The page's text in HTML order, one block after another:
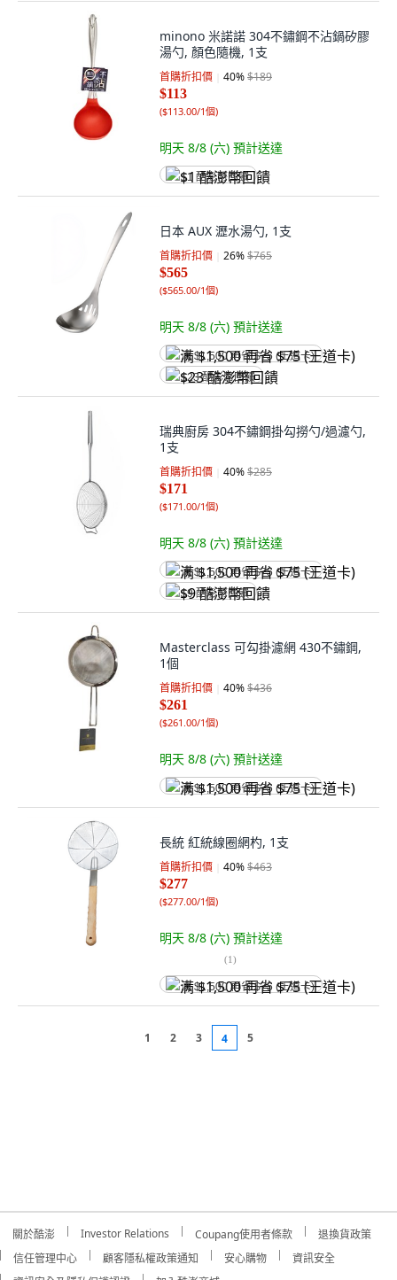
minono 米諾諾 304不鏽鋼不沾鍋矽膠
湯勺, 顏色隨機, 1支
首購折扣價 40%$189
$113
($113.00/1個)
明天 8/8 (六) 預計送達
$1 酷澎幣回饋
日本 AUX 瀝水湯勺, 1支
首購折扣價 26%$765
$565
($565.00/1個)
明天 8/8 (六) 預計送達
满 $1,500 再省 $75 (王道卡)
$23 酷澎幣回饋
瑞典廚房 304不鏽鋼掛勾撈勺/過濾勺,
1支
首購折扣價 40%$285
$171
($171.00/1個)
明天 8/8 (六) 預計送達
满 $1,500 再省 $75 (王道卡)
$9 酷澎幣回饋
Masterclass 可勾掛濾網 430不鏽鋼,
1個
首購折扣價 40%$436
$261
($261.00/1個)
明天 8/8 (六) 預計送達
满 $1,500 再省 $75 (王道卡)
長統 紅統線圈網杓, 1支
首購折扣價 40%$463
$277
($277.00/1個)
明天 8/8 (六) 預計送達
(1)
满 $1,500 再省 $75 (王道卡)
1 2 3 4 5
關於酷澎 Investor Relations Coupang使用者條款
退換貨政策
信任管理中心
顧客隱私權政策通知 安心購物
資訊安全